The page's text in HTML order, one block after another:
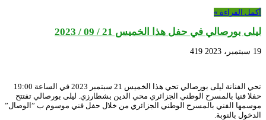
أكمل القراءة »
ليلى بورصالي في حفل هذا الخميس 21 / 09 / 2023
19 سبتمبر، 2023 419
تحي الفنانة ليلى بورصالي تحي هذا الخميس 21 سبتمبر 2023 في الساعة 19:00
حفلا فنيا بالمسرح الوطني الجزائري محي الدين بشطارزي. ليلى بورصالي تفتتح
موسمها الفني بالمسرح الوطني الجزائري من خلال حفل فني موسوم ب ”الوصال”
الدخول بالنوبة.